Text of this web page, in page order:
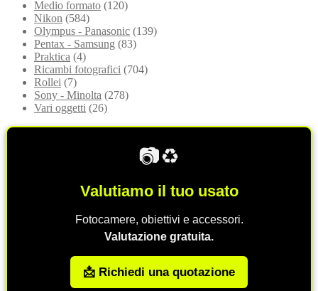
Medio formato (120)
Nikon (584)
Olympus - Panasonic (139)
Pentax - Samsung (83)
Praktica (4)
Ricambi fotografici (704)
Rollei (7)
Sony - Minolta (278)
Vari oggetti (26)
📷♻️
Valutiamo il tuo usato
Fotocamere, obiettivi e accessori.
Valutazione gratuita.
📩 Richiedi una quotazione